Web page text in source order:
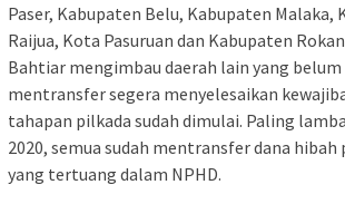
Paser, Kabupaten Belu, Kabupaten Malaka,
Raijua, Kota Pasuruan dan Kabupaten
Bahtiar mengimbau daerah lain yang belum
mentransfer segera menyelesaikan
tahapan pilkada sudah dimulai. Paling
2020, semua sudah mentransfer dana
yang tertuang dalam NPHD.